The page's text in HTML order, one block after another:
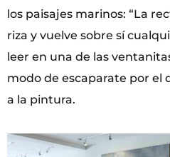
los paisajes marinos: “La
riza y vuelve sobre sí
leer en una de las
modo de escaparate por el
a la pintura.